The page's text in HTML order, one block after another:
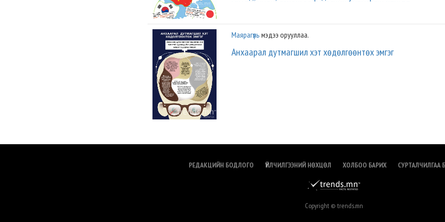
Маярагүль мэдээ орууллаа.
Анхаарал дутмагшил хэт хөдөлгөөнтөх эмгэг
РЕДАКЦИЙН БОДЛОГО ҮЙЛЧИЛГЭЭНИЙ НӨХЦӨЛ ХОЛБОО БАРИХ СУРТАЛЧИЛГАА
Copyright © trends.mn